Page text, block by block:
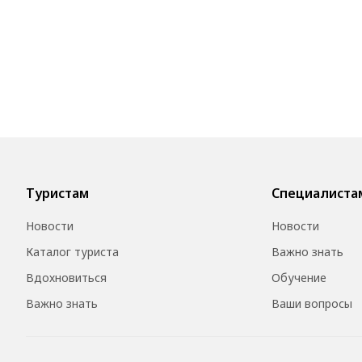
Туристам
Новости
Каталог туриста
Вдохновиться
Важно знать
Новости
Важно знать
Обучение
Ваши вопросы